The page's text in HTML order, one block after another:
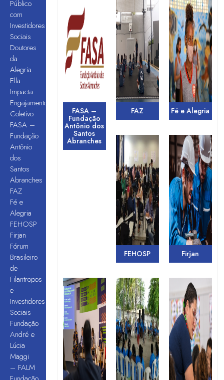
Público
com
Investidores
Sociais
Doutores
da
Alegria
Ella
Impacta
Engajamento
Coletivo
FASA –
Fundação
Antônio
dos
Santos
Abranches
FAZ
Fé e
Alegria
FEHOSP
Firjan
Fórum
Brasileiro
de
Filantropos
e
Investidores
Sociais
Fundação
André e
Lúcia
Maggi
– FALM
FASA –
Fundação
Antônio dos
Santos
Abranches
FAZ Fé e Alegria
FEHOSP Firjan